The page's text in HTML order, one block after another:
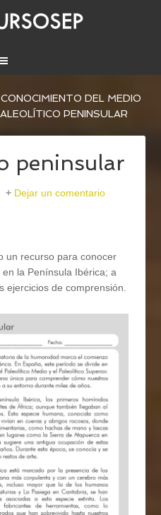
CONOCIMIENTO DEL MEDIO
PENINSULAR
peninsular
Dejar un comentario
un recurso para conocer
la Península Ibérica; a
ejercicios de comprensión.